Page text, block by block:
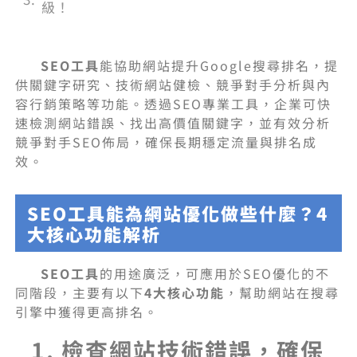
級！
SEO工具能協助網站提升Google搜尋排名，提
供關鍵字研究、技術網站健檢、競爭對手分析與內
容行銷策略等功能。透過SEO專業工具，企業可快
速檢測網站錯誤、找出高價值關鍵字，並有效分析
競爭對手SEO佈局，確保長期穩定流量與排名成
效。
SEO工具能為網站優化做些什麼？4
大核心功能解析
SEO工具的用途廣泛，可應用於SEO優化的不
同階段，主要有以下4大核心功能 ，幫助網站在搜尋
引擎中獲得更高排名。
1. 檢查網站技術錯誤，確保